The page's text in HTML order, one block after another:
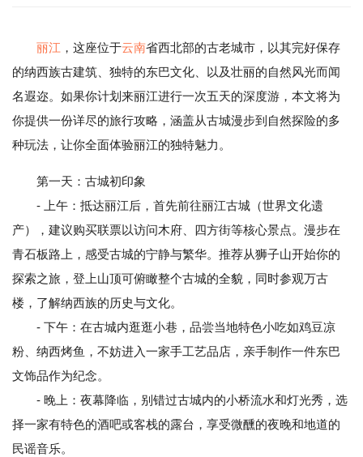
丽江 ，这座位于云南省西北部的古老城市，以其完好保存
的纳西族古建筑、独特的东巴文化、以及壮丽的自然风光而闻
名遐迩。如果你计划来丽江进行一次五天的深度游，本文将为
你提供一份详尽的旅行攻略，涵盖从古城漫步到自然探险的多
种玩法，让你全面体验丽江的独特魅力。
第一天：古城初印象
- 上午：抵达丽江后，首先前往丽江古城（世界文化遗
产），建议购买联票以访问木府、四方街等核心景点。漫步在
青石板路上，感受古城的宁静与繁华。推荐从狮子山开始你的
探索之旅，登上山顶可俯瞰整个古城的全貌，同时参观万古
楼，了解纳西族的历史与文化。
- 下午：在古城内逛逛小巷，品尝当地特色小吃如鸡豆凉
粉、纳西烤鱼，不妨进入一家手工艺品店，亲手制作一件东巴
文饰品作为纪念。
- 晚上：夜幕降临，别错过古城内的小桥流水和灯光秀，选
择一家有特色的酒吧或客栈的露台，享受微醺的夜晚和地道的
民谣音乐。